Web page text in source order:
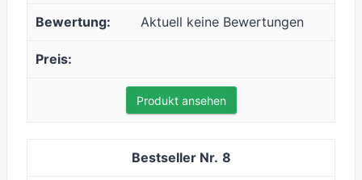
Aktuell keine Bewertungen
Produkt ansehen
8